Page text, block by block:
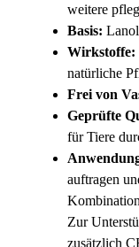
weitere
Basis:
Wirkstoffe:
natürliche
Frei von
Geprüfte
für Tiere
auftragen
Zur
zusätzlich